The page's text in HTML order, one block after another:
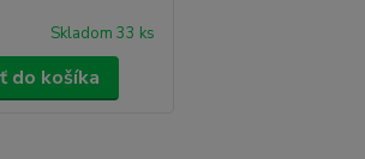
Skladom 33 ks
do košíka